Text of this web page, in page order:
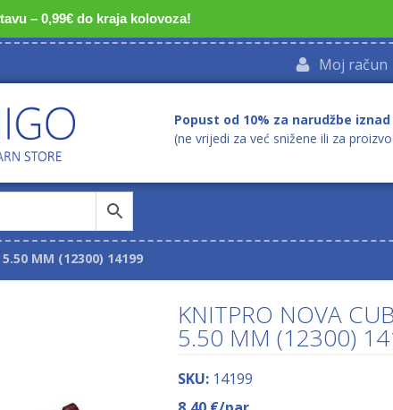
– 0,99€ do kraja kolovoza!
Moj račun
Popust od 10% za narudžbe
(ne vrijedi za već snižene ili za
5.50 MM (12300) 14199
KNITPRO NOVA
5.50 MM (12300)
SKU: 14199